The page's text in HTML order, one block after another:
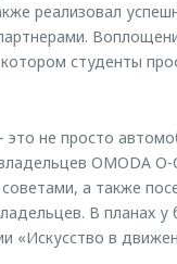
реализовал
студенты
не просто
OMODA O-
а также
В планах
«Искусство в